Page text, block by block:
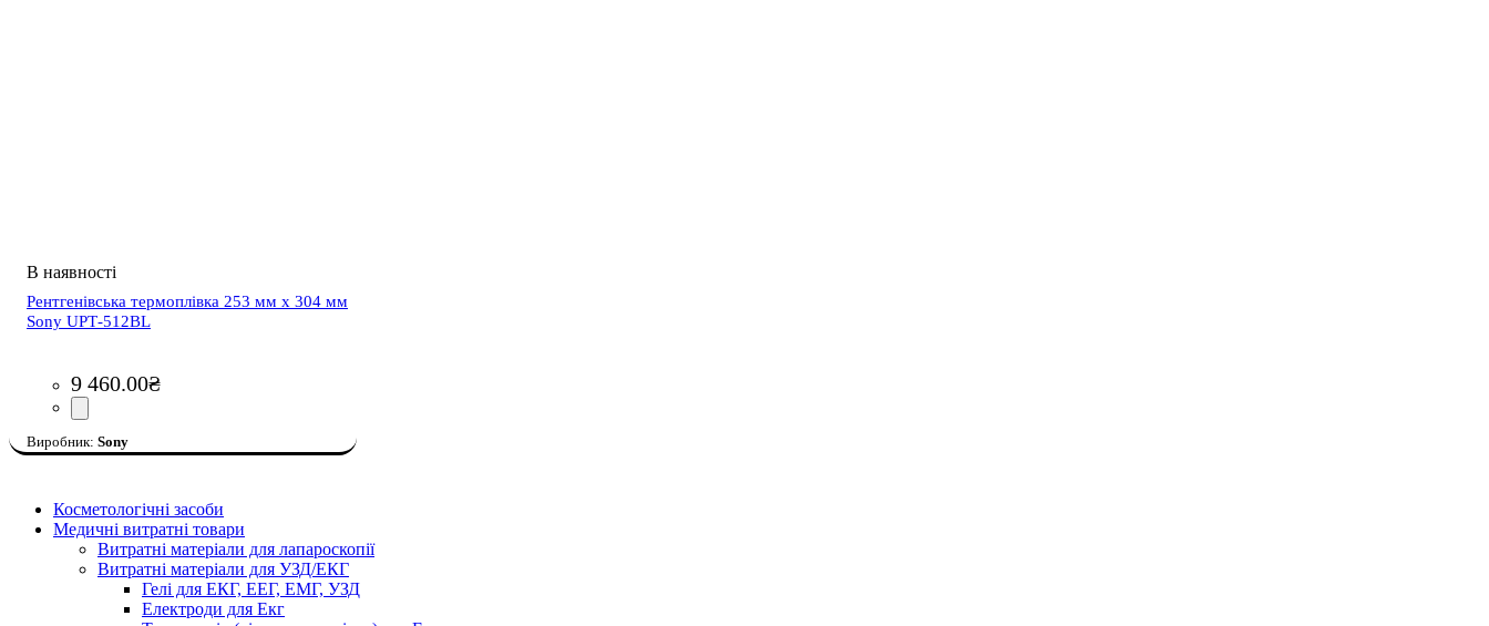
Рентгенівська термоплівка 253 мм x 304 мм
Sony UPТ-512BL
9 460.00₴
Sony
Косметологічні засоби
Медичні витратні товари
Витратні матеріали для лапароскопії
Витратні матеріали для УЗД/ЕКГ
Гелі для ЕКГ, ЕЕГ, ЕМГ, УЗД
Електроди для Екг